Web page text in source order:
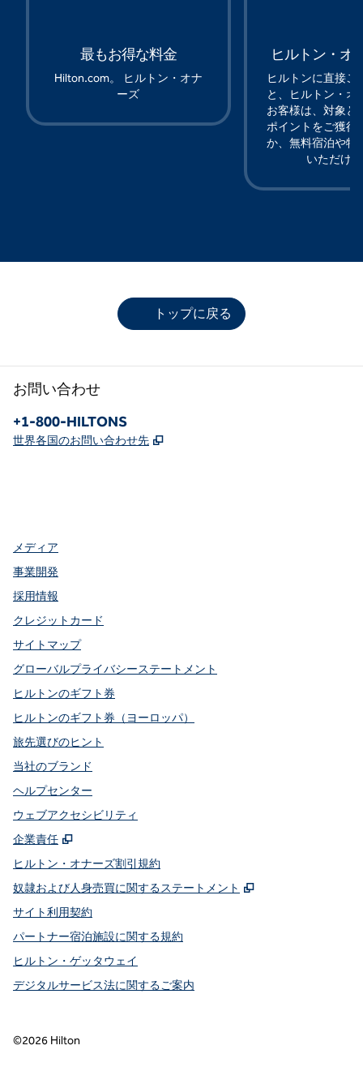
最もお得な料金
Hilton.com。 ヒルトン・オナ
ーズ
ヒルトン・オ
ヒルトンに直接ご
と、ヒルトン・オ
お客様は、対象と
ポイントをご獲得
か、無料宿泊や特
いただけ
トップに戻る
お問い合わせ
電話：
+1-800-HILTONS
世界各国のお問い合わせ先 ,
メディア
事業開発
採用情報
クレジットカード
サイトマップ
グローバルプライバシーステートメント
ヒルトンのギフト券
ヒルトンのギフト券（ヨーロッパ）
旅先選びのヒント
当社のブランド
ヘルプセンター
ウェブアクセシビリティ
企業責任
,
ヒルトン・オナーズ割引規約
奴隷および人身売買に関するステートメント
,
サイト利用契約
パートナー宿泊施設に関する規約
ヒルトン・ゲッタウェイ
デジタルサービス法に関するご案内
©2026 Hilton